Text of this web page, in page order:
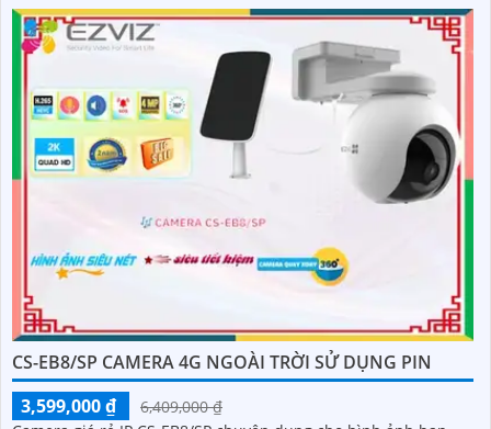
CS-EB8/SP CAMERA 4G NGOÀI TRỜI SỬ DỤNG PIN
3,599,000 ₫
6,409,000 ₫